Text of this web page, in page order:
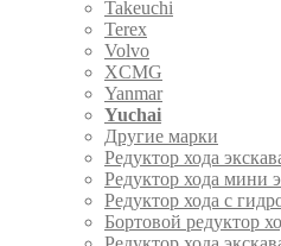
Takeuchi
Terex
Volvo
XCMG
Yanmar
Yuchai
Другие марки
Редуктор хода
Редуктор хода мини
Редуктор хода с
Бортовой редуктор